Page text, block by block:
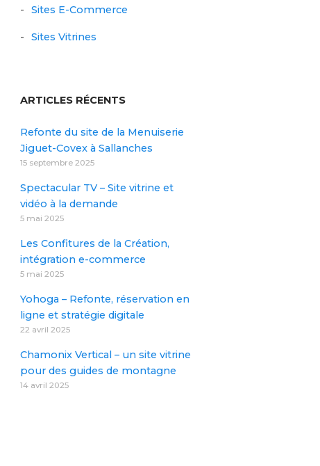
Sites E-Commerce
Sites Vitrines
ARTICLES RÉCENTS
Refonte du site de la Menuiserie
Jiguet-Covex à Sallanches
15 septembre 2025
Spectacular TV – Site vitrine et
vidéo à la demande
5 mai 2025
Les Confitures de la Création,
intégration e-commerce
5 mai 2025
Yohoga – Refonte, réservation en
ligne et stratégie digitale
22 avril 2025
Chamonix Vertical – un site vitrine
pour des guides de montagne
14 avril 2025